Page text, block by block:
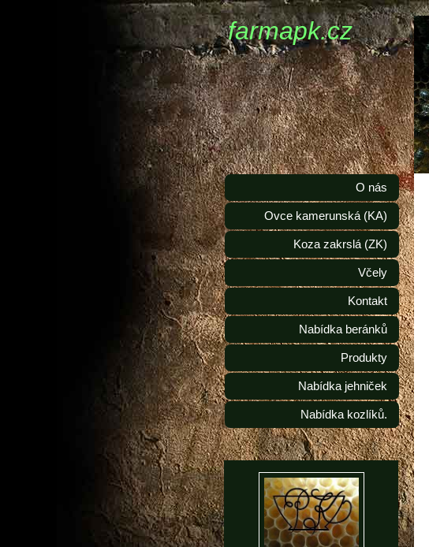
farmapk.cz
O nás
Ovce kamerunská (KA)
Koza zakrslá (ZK)
Včely
Kontakt
Nabídka beránků
Produkty
Nabídka jehniček
Nabídka kozlíků.